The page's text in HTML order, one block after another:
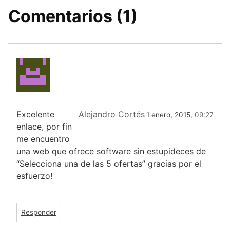
Comentarios (1)
Alejandro Cortés1 enero, 2015, 09:27
Excelente
enlace, por fin
me encuentro
una web que ofrece software sin estupideces de
“Selecciona una de las 5 ofertas” gracias por el
esfuerzo!
Responder